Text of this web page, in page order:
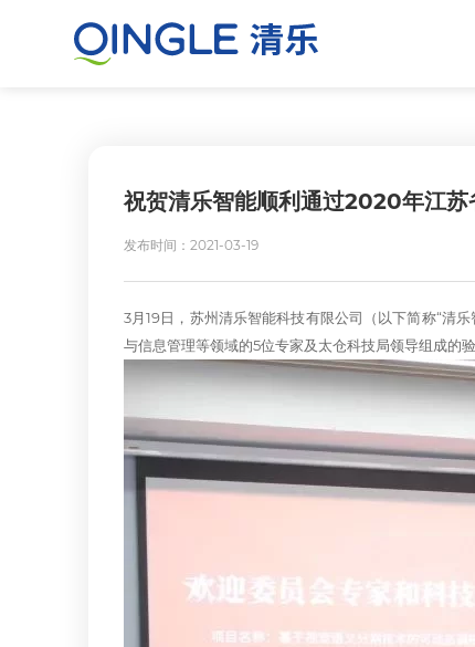
祝贺清乐智能顺利通过2020年江苏
发布时间：2021-03-19
3月19日，苏州清乐智能科技有限公司（以下简称“清
与信息管理等领域的5位专家及太仓科技局领导组成的